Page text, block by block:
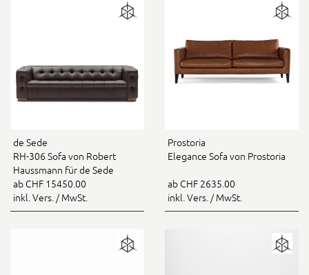
de Sede
RH-306 Sofa von Robert
Haussmann für de Sede
ab CHF 15450.00
inkl. Vers. / MwSt.
Prostoria
Elegance Sofa von Prostoria
ab CHF 2635.00
inkl. Vers. / MwSt.